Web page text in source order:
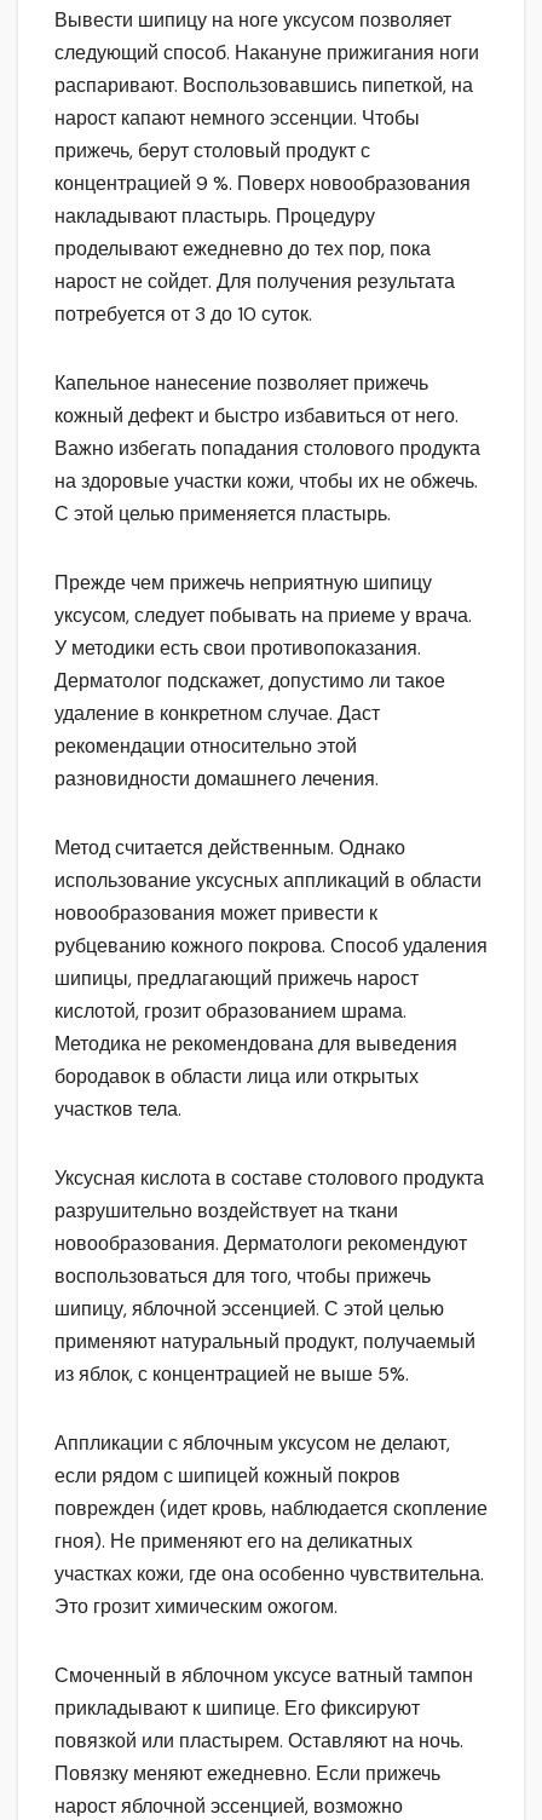
Вывести шипицу на ноге уксусом позволяет
следующий способ. Накануне прижигания ноги
распаривают. Воспользовавшись пипеткой, на
нарост капают немного эссенции. Чтобы
прижечь, берут столовый продукт с
концентрацией 9 %. Поверх новообразования
накладывают пластырь. Процедуру
проделывают ежедневно до тех пор, пока
нарост не сойдет. Для получения результата
потребуется от 3 до 10 суток.
Капельное нанесение позволяет прижечь
кожный дефект и быстро избавиться от него.
Важно избегать попадания столового продукта
на здоровые участки кожи, чтобы их не обжечь.
С этой целью применяется пластырь.
Прежде чем прижечь неприятную шипицу
уксусом, следует побывать на приеме у врача.
У методики есть свои противопоказания.
Дерматолог подскажет, допустимо ли такое
удаление в конкретном случае. Даст
рекомендации относительно этой
разновидности домашнего лечения.
Метод считается действенным. Однако
использование уксусных аппликаций в области
новообразования может привести к
рубцеванию кожного покрова. Способ удаления
шипицы, предлагающий прижечь нарост
кислотой, грозит образованием шрама.
Методика не рекомендована для выведения
бородавок в области лица или открытых
участков тела.
Уксусная кислота в составе столового продукта
разрушительно воздействует на ткани
новообразования. Дерматологи рекомендуют
воспользоваться для того, чтобы прижечь
шипицу, яблочной эссенцией. С этой целью
применяют натуральный продукт, получаемый
из яблок, с концентрацией не выше 5%.
Аппликации с яблочным уксусом не делают,
если рядом с шипицей кожный покров
поврежден (идет кровь, наблюдается скопление
гноя). Не применяют его на деликатных
участках кожи, где она особенно чувствительна.
Это грозит химическим ожогом.
Смоченный в яблочном уксусе ватный тампон
прикладывают к шипице. Его фиксируют
повязкой или пластырем. Оставляют на ночь.
Повязку меняют ежедневно. Если прижечь
нарост яблочной эссенцией, возможно